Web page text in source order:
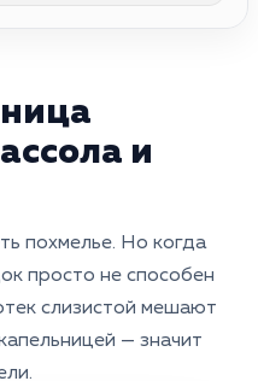
и
похмелье. Но когда
просто не способен
слизистой мешают
— значит